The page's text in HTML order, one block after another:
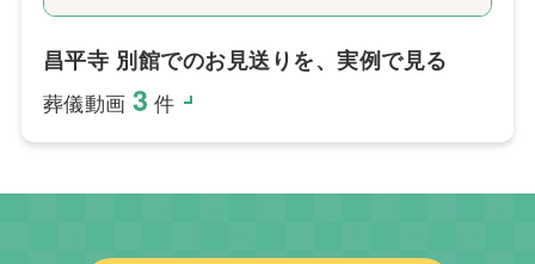
昌平寺 別館でのお見送りを、実例で見る
葬儀動画 3 件